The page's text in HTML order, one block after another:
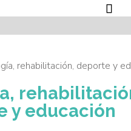

y educación